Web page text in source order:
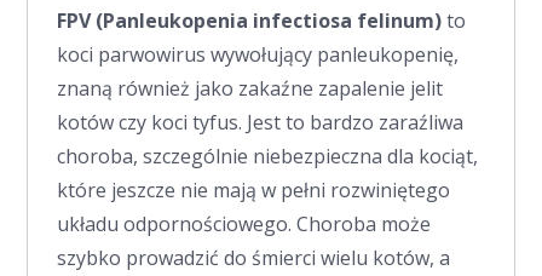
FPV (Panleukopenia infectiosa felinum)to
koci parwowirus wywołujący panleukopenię,
znaną również jako zakaźne zapalenie jelit
kotów czy koci tyfus. Jest to bardzo zaraźliwa
choroba, szczególnie niebezpieczna dla kociąt,
które jeszcze nie mają w pełni rozwiniętego
układu odpornościowego. Choroba może
szybko prowadzić do śmierci wielu kotów, a